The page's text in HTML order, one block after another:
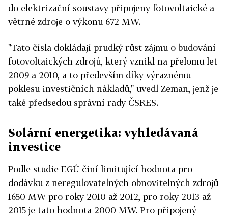
do elektrizační soustavy připojeny fotovoltaické a
větrné zdroje o výkonu 672 MW.
"Tato čísla dokládají prudký růst zájmu o budování
fotovoltaických zdrojů, který vznikl na přelomu let
2009 a 2010, a to především díky výraznému
poklesu investičních nákladů," uvedl Zeman, jenž je
také předsedou správní rady ČSRES.
Solární energetika: vyhledávaná
investice
Podle studie EGÚ činí limitující hodnota pro
dodávku z neregulovatelných obnovitelných zdrojů
1650 MW pro roky 2010 až 2012, pro roky 2013 až
2015 je tato hodnota 2000 MW. Pro připojený